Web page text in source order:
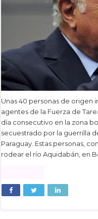
Unas 40 personas de origen
agentes de la Fuerza de
día consecutivo en la zona
secuestrado por la guerrilla
Paraguay. Estas personas,
rodear el río Aquidabán, en